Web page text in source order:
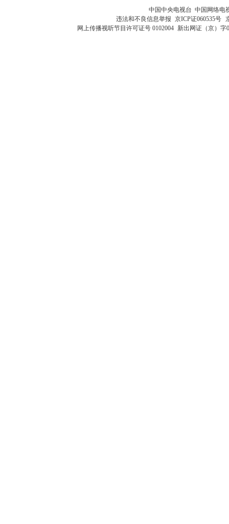
中国中央电视台 中国网络电
违法和不良信息举报 京ICP证060535号
网上传播视听节目许可证号 0102004 新出网证（京）